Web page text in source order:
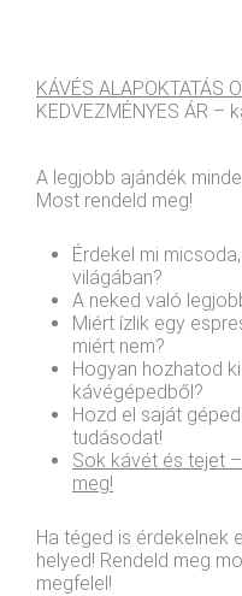
KÁVÉS ALAPOKTATÁS
KEDVEZMÉNYES ÁR –
A legjobb ajándék
Most rendeld meg!
Érdekel mi
világában?
A neked való
Miért ízlik egy
miért nem?
Hogyan hozhatod
kávégépedből?
Hozd el saját
tudásodat!
Sok kávét és tejet
meg!
Ha téged is érdekelnek
helyed! Rendeld meg
megfelel!